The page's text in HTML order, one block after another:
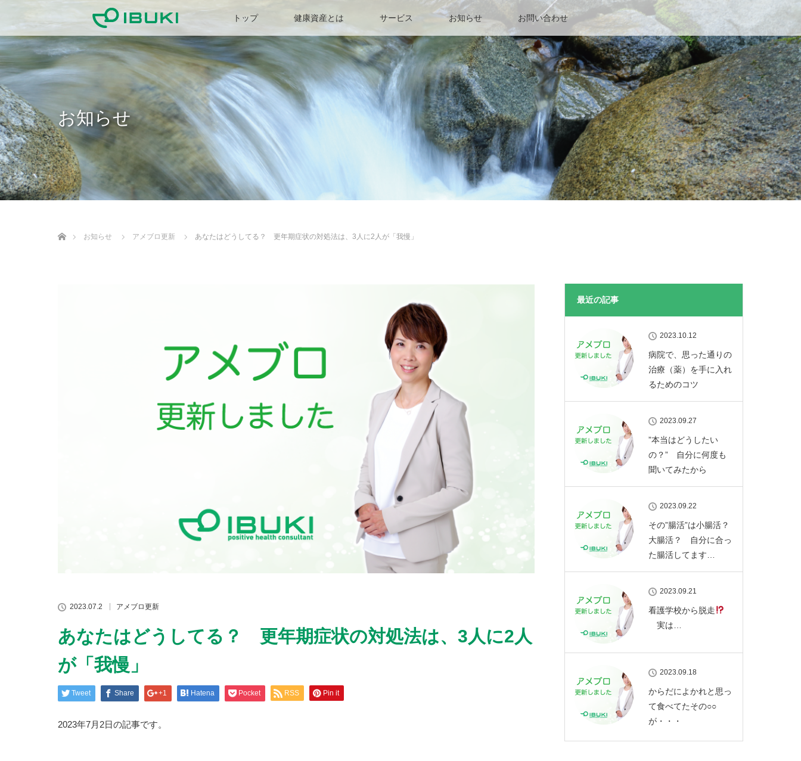
トップ 健康資産とは サービス お知らせ お問い合わせ
お知らせ
お知らせ
アメブロ更新 あなたはどうしてる？ 更年期症状の対処法は、3人に2人が「我慢」
2023.07.2 アメブロ更新
あなたはどうしてる？ 更年期症状の対処法は、3人に2人
が「我慢」
Tweet Share +1 Hatena Pocket RSS Pin it
2023年7月2日の記事です。
最近の記事
2023.10.12
病院で、思った通りの
治療（薬）を手に入れ
るためのコツ
2023.09.27
”本当はどうしたい
の？” 自分に何度も
聞いてみたから
2023.09.22
その”腸活”は小腸活？
大腸活？ 自分に合っ
た腸活してます…
2023.09.21
看護学校から脱走
実は…
2023.09.18
からだによかれと思っ
て食べてたその○○
が・・・